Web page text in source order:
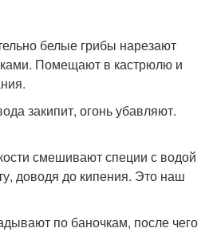
белые грибы нарезают
Помещают в кастрюлю и
закипит, огонь убавляют.
смешивают специи с водой
доводя до кипения. Это наш
по баночкам, после чего